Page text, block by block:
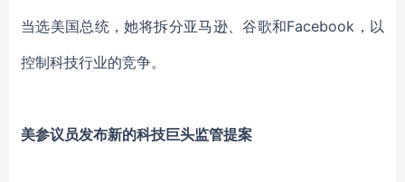
当选美国总统，她将拆分亚马逊、谷歌和Facebook，以
控制科技行业的竞争。
美参议员发布新的科技巨头监管提案